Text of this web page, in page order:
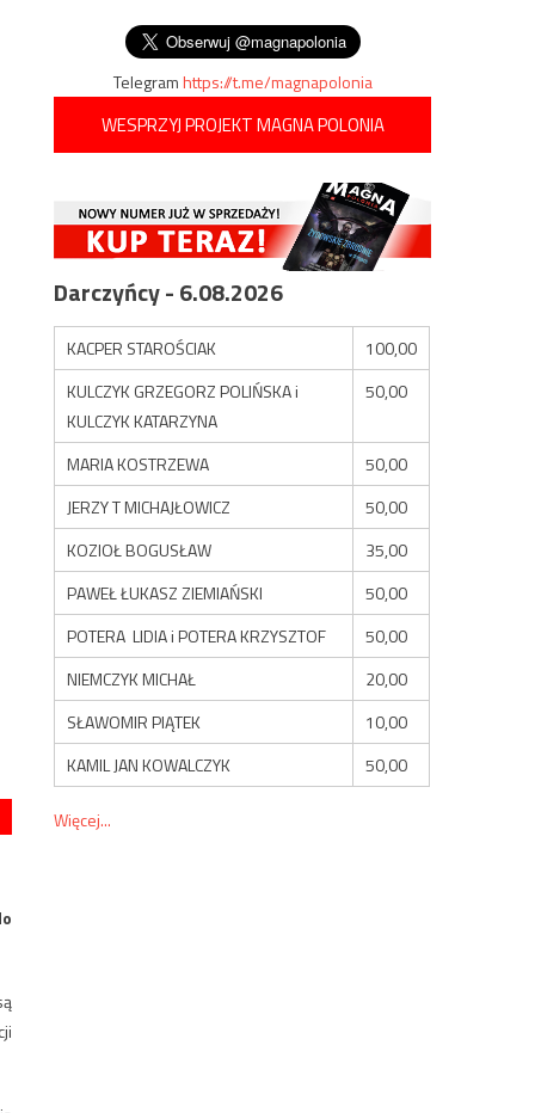
Telegramhttps://t.me/magnapolonia
WESPRZYJ PROJEKT MAGNA POLONIA
Darczyńcy - 6.08.2026
KACPER STAROŚCIAK
100,00
KULCZYK GRZEGORZ POLIŃSKA i
KULCZYK KATARZYNA
50,00
MARIA KOSTRZEWA
50,00
JERZY T MICHAJŁOWICZ
50,00
KOZIOŁ BOGUSŁAW
35,00
PAWEŁ ŁUKASZ ZIEMIAŃSKI
50,00
POTERA LIDIA i POTERA KRZYSZTOF
50,00
NIEMCZYK MICHAŁ
20,00
SŁAWOMIR PIĄTEK
10,00
KAMIL JAN KOWALCZYK
50,00
Więcej...